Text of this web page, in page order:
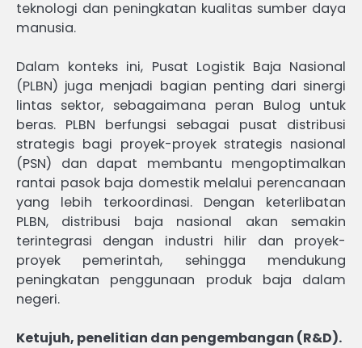
teknologi dan peningkatan kualitas sumber daya
manusia.
Dalam konteks ini, Pusat Logistik Baja Nasional
(PLBN) juga menjadi bagian penting dari sinergi
lintas sektor, sebagaimana peran Bulog untuk
beras. PLBN berfungsi sebagai pusat distribusi
strategis bagi proyek-proyek strategis nasional
(PSN) dan dapat membantu mengoptimalkan
rantai pasok baja domestik melalui perencanaan
yang lebih terkoordinasi. Dengan keterlibatan
PLBN, distribusi baja nasional akan semakin
terintegrasi dengan industri hilir dan proyek-
proyek pemerintah, sehingga mendukung
peningkatan penggunaan produk baja dalam
negeri.
Ketujuh, penelitian dan pengembangan (R&D).